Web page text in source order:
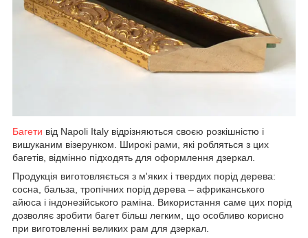
Багети від Napoli Italy відрізняються своєю розкішністю і
вишуканим візерунком. Широкі рами, які робляться з цих
багетів, відмінно підходять для оформлення дзеркал.
Продукція виготовляється з м'яких і твердих порід дерева:
сосна, бальза, тропічних порід дерева – африканського
айюса і індонезійського раміна. Використання саме цих порід
дозволяє зробити багет більш легким, що особливо корисно
при виготовленні великих рам для дзеркал.